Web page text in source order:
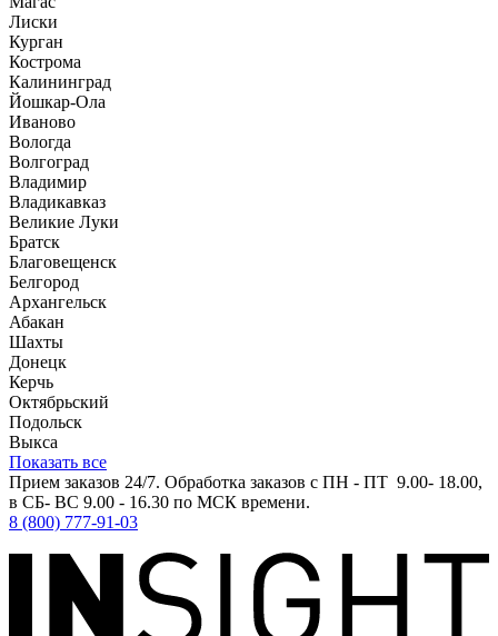
Лиски
Курган
Кострома
Калининград
Йошкар-Ола
Иваново
Вологда
Волгоград
Владимир
Владикавказ
Великие Луки
Братск
Благовещенск
Белгород
Архангельск
Абакан
Шахты
Донецк
Керчь
Октябрьский
Подольск
Выкса
Показать все
Прием заказов 24/7. Обработка заказов с ПН - ПТ 9.00- 18.00,
в СБ- ВС 9.00 - 16.30 по МСК времени.
8 (800) 777-91-03